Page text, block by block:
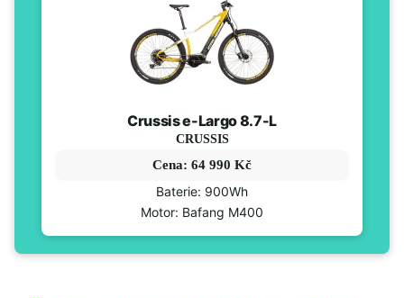
Crussis e-Largo 8.7-L
CRUSSIS
Cena: 64 990 Kč
Baterie: 900Wh
Motor: Bafang M400